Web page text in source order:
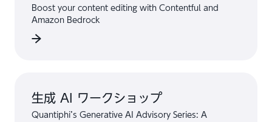
Boost your content editing with Contentful and
Amazon Bedrock
生成 AI ワークショップ
Quantiphi’s Generative AI Advisory Series: A